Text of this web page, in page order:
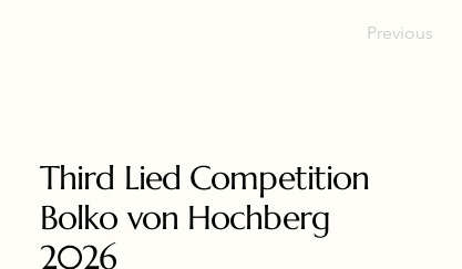
Previous
Third Lied Competition
Bolko von Hochberg
2026